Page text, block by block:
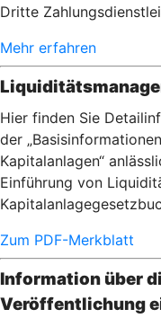
Dritte
Mehr erfahren
Hier finden Sie
der
Kapitalanlagen“
Einführung von
Zum PDF-Merkblatt
Information über
Veröffentlichung